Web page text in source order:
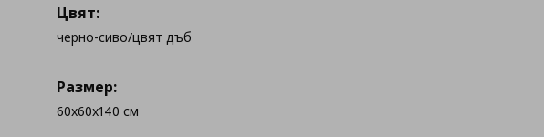
Цвят:
черно-сиво/цвят дъб
Размер:
60x60x140 см